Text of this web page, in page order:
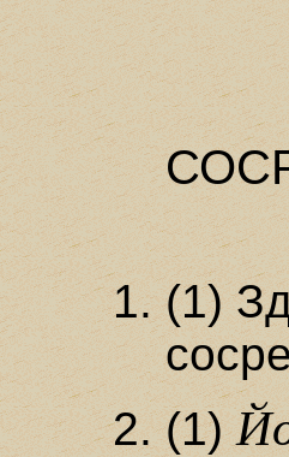
(1)
(1)